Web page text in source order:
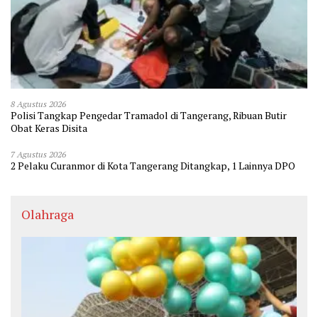
8 Agustus 2026
Polisi Tangkap Pengedar Tramadol di Tangerang, Ribuan Butir
Obat Keras Disita
7 Agustus 2026
2 Pelaku Curanmor di Kota Tangerang Ditangkap, 1 Lainnya DPO
Olahraga